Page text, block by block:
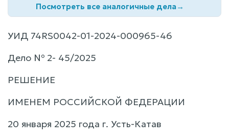
Посмотреть все аналогичные дела→
УИД 74RS0042-01-2024-000965-46
Дело № 2- 45/2025
РЕШЕНИЕ
ИМЕНЕМ РОССИЙСКОЙ ФЕДЕРАЦИИ
20 января 2025 года г. Усть-Катав